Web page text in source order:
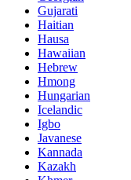
Gujarati
Haitian
Hausa
Hawaiian
Hebrew
Hmong
Hungarian
Icelandic
Igbo
Javanese
Kannada
Kazakh